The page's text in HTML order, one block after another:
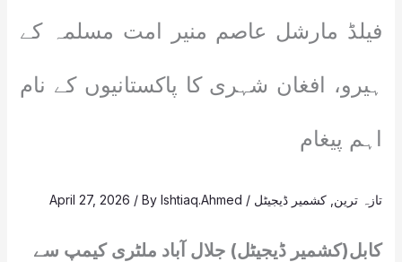
فیلڈ مارشل عاصم منیر امت مسلمہ کے
ہیرو، افغان شہری کا پاکستانیوں کے نام
اہم پیغام
تازہ ترین کشمیر ڈیجیٹل /
April 27, 2026 / ByIshtiaq.Ahmed
کابل(کشمیر ڈیجیٹل) جلال آباد ملٹری کیمپ سے